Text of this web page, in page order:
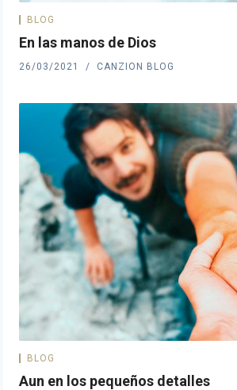
BLOG
En las manos de Dios
26/03/2021 CANZION BLOG
BLOG
Aun en los pequeños detalles